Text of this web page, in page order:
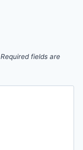
Required fields are